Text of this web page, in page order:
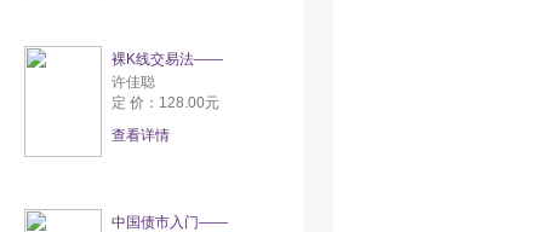
裸K线交易法——
许佳聪
定 价：128.00元
查看详情
中国债市入门——